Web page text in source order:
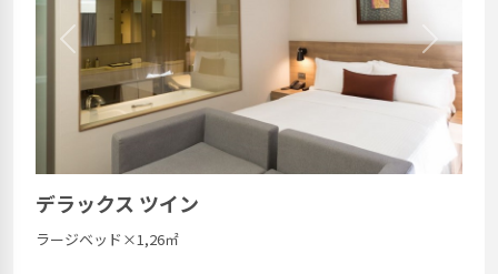
Previous Next
デラックス ツイン
ラージベッド×1,26㎡